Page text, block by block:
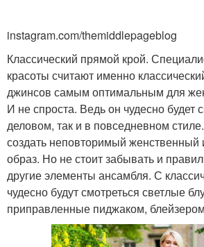
instagram.com/themiddlepageblog
Классический прямой крой.
красоты считают именно
джинсов самым оптимальным для
И не спроста. Ведь он чудесно будет
деловом, так и в повседневном
создать неповторимый женственный
образ. Но не стоит забывать и
другие элементы ансамбля. С
чудесно будут смотреться светлые
приправленные пиджаком,